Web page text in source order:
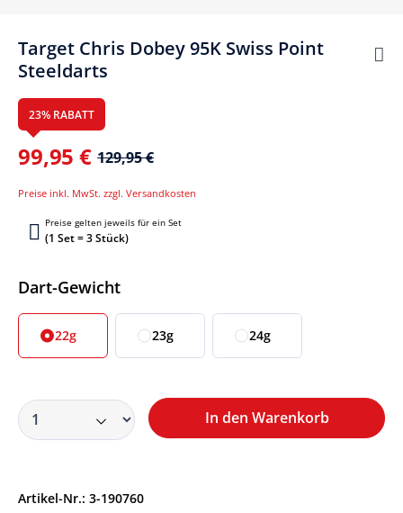
Target Chris Dobey 95K Swiss Point
Steeldarts
23% RABATT
99,95 € 129,95 €
Preise inkl. MwSt. zzgl. Versandkosten
Preise gelten jeweils für ein Set
(1 Set = 3 Stück)
Dart-GewichtAuswählen
22g 23g 24g
In den Warenkorb
Artikel-Nr.: 3-190760